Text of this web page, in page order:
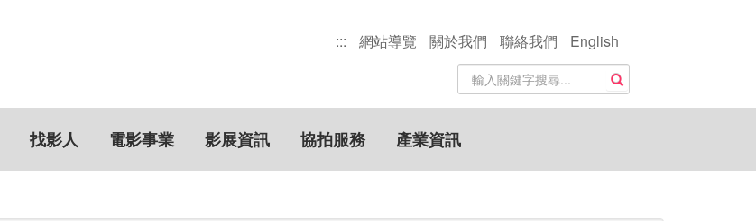
::: 網站導覽 關於我們 聯絡我們
English
站
內
搜
尋
關
鍵
搜尋
找影人 電影事業 影展資訊 協拍服務 產業資訊